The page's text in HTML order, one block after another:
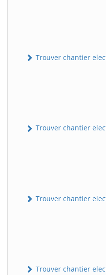
Trouver chantier
Trouver chantier
Trouver chantier
Trouver chantier